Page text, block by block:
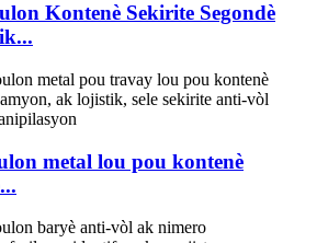
Kontenè Sekirite Segondè
metal lou pou kontenè